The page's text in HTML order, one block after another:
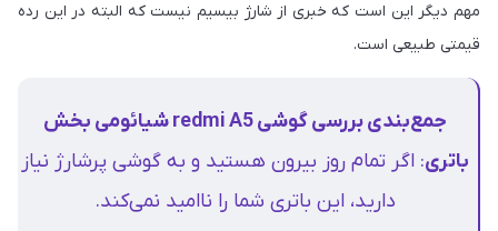
مهم دیگر این است که خبری از شارژ بیسیم نیست که البته در این رده
قیمتی طبیعی است.
جمع‌بندی بررسی گوشی redmi A5 شیائومی بخش
باتری: اگر تمام روز بیرون هستید و به گوشی پرشارژ نیاز
دارید، این باتری شما را ناامید نمی‌کند.